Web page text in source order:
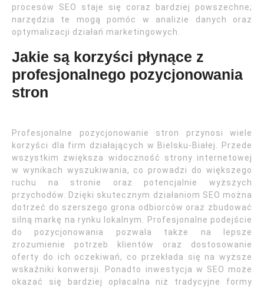
procesów SEO staje się coraz bardziej powszechne;
narzędzia te mogą pomóc w analizie danych oraz
optymalizacji działań marketingowych.
Jakie są korzyści płynące z
profesjonalnego pozycjonowania
stron
Profesjonalne pozycjonowanie stron przynosi wiele
korzyści dla firm działających w Bielsku-Białej. Przede
wszystkim zwiększa widoczność strony internetowej
w wynikach wyszukiwania, co prowadzi do większego
ruchu na stronie oraz potencjalnie wyższych
przychodów. Dzięki skutecznym działaniom SEO można
dotrzeć do szerszego grona odbiorców oraz zbudować
silną markę na rynku lokalnym. Profesjonalne podejście
do pozycjonowania pozwala także na lepsze
zrozumienie potrzeb klientów oraz dostosowanie
oferty do ich oczekiwań, co przekłada się na wyższe
wskaźniki konwersji. Ponadto inwestycja w SEO może
okazać się bardziej opłacalna niż tradycyjne formy